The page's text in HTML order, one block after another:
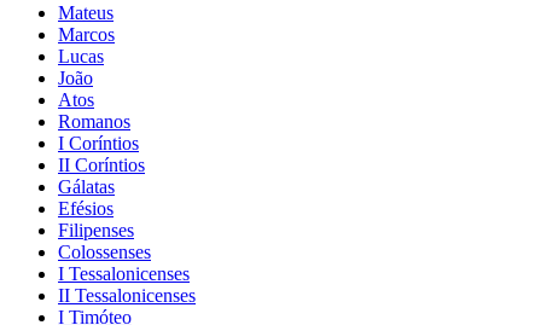
Mateus
Marcos
Lucas
João
Atos
Romanos
I Coríntios
II Coríntios
Gálatas
Efésios
Filipenses
Colossenses
I Tessalonicenses
II Tessalonicenses
I Timóteo